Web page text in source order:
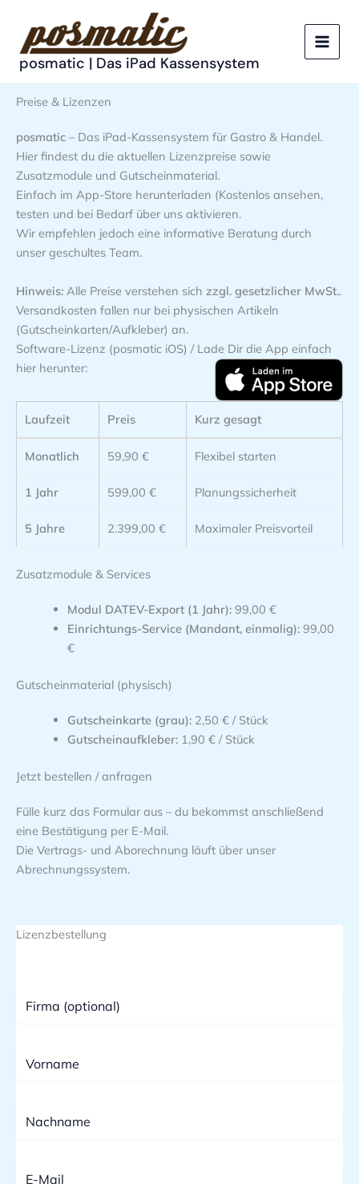
Inhalt
springen
posmatic | Das iPad Kassensystem
Preise & Lizenzen
posmatic – Das iPad-Kassensystem für Gastro & Handel.
Hier findest du die aktuellen Lizenzpreise sowie
Zusatzmodule und Gutscheinmaterial.
Einfach im App-Store herunterladen (Kostenlos ansehen,
testen und bei Bedarf über uns aktivieren.
Wir empfehlen jedoch eine informative Beratung durch
unser geschultes Team.
Hinweis: Alle Preise verstehen sich zzgl. gesetzlicher MwSt..
Versandkosten fallen nur bei physischen Artikeln
(Gutscheinkarten/Aufkleber) an.
Software-Lizenz (posmatic iOS) / Lade Dir die App einfach
hier herunter:
Laufzeit Preis Kurz gesagt
Monatlich 59,90 € Flexibel starten
1 Jahr 599,00 € Planungssicherheit
5 Jahre 2.399,00 € Maximaler Preisvorteil
Zusatzmodule & Services
Modul DATEV-Export (1 Jahr):99,00 €
Einrichtungs-Service (Mandant, einmalig):99,00
€
Gutscheinmaterial (physisch)
Gutscheinkarte (grau):2,50 € / Stück
Gutscheinaufkleber:1,90 € / Stück
Jetzt bestellen / anfragen
Fülle kurz das Formular aus – du bekommst anschließend
eine Bestätigung per E-Mail.
Die Vertrags- und Aborechnung läuft über unser
Abrechnungssystem.
Lizenzbestellung